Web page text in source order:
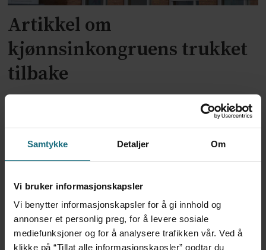
Samtykke Detaljer Om
Vi bruker informasjonskapsler
Vi benytter informasjonskapsler for å gi innhold og
annonser et personlig preg, for å levere sosiale
mediefunksjoner og for å analysere trafikken vår. Ved å
klikke på “Tillat alle informasjonskapsler” godtar du
Artikkel om
kjønnsinkongruens trukket
tilbake
Dansk politi vil fengsle lege